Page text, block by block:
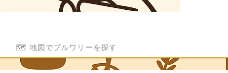
🗺️ 地図でブルワリーを探す